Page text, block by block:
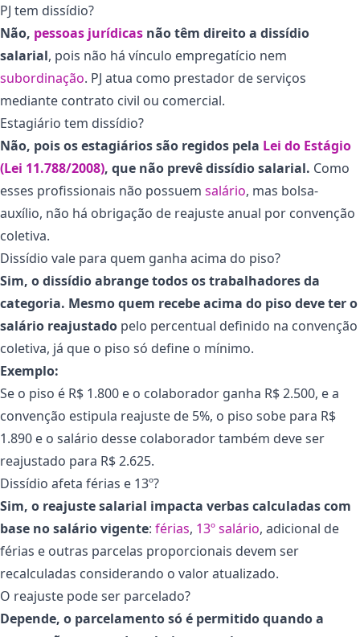
PJ tem dissídio?
Não, pessoas jurídicas não têm direito a dissídio
salarial, pois não há vínculo empregatício nem
subordinação. PJ atua como prestador de serviços
mediante contrato civil ou comercial.
Estagiário tem dissídio?
Não, pois os estagiários são regidos pela Lei do Estágio
(Lei 11.788/2008), que não prevê dissídio salarial. Como
esses profissionais não possuem salário, mas bolsa-
auxílio, não há obrigação de reajuste anual por convenção
coletiva.
Dissídio vale para quem ganha acima do piso?
Sim, o dissídio abrange todos os trabalhadores da
categoria. Mesmo quem recebe acima do piso deve ter o
salário reajustado pelo percentual definido na convenção
coletiva, já que o piso só define o mínimo.
Exemplo:
Se o piso é R$ 1.800 e o colaborador ganha R$ 2.500, e a
convenção estipula reajuste de 5%, o piso sobe para R$
1.890 e o salário desse colaborador também deve ser
reajustado para R$ 2.625.
Dissídio afeta férias e 13º?
Sim, o reajuste salarial impacta verbas calculadas com
base no salário vigente: férias, 13º salário, adicional de
férias e outras parcelas proporcionais devem ser
recalculadas considerando o valor atualizado.
O reajuste pode ser parcelado?
Depende, o parcelamento só é permitido quando a